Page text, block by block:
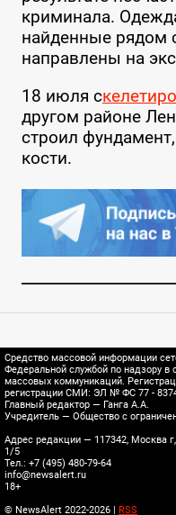
криминала.
найденные рядом
направлены на
18 июля с
другом районе
строил
кости.
Средство массовой информации
Федеральной службой по надзору в
массовых коммуникаций.
регистрации СМИ: ЭЛ № ФС 77 -
Главный редактор — Ганга А.А.
Учредитель — Общество с
Адрес редакции — 117342, Москва
1/5
Тел.: +7 (495) 480-79-64
info@newsalert.ru
18+
© NewsAlert 2022-2026 | RSS